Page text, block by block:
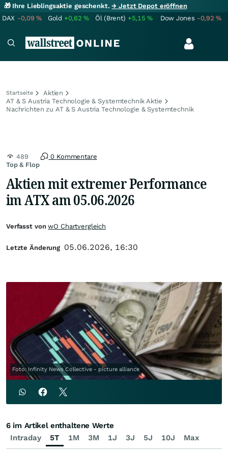
🎁 Ihre Lieblingsaktie geschenkt.→ Jetzt Depot eröffnen
DAX -0,09% Gold +0,62% Öl (Brent) +5,15% Dow Jones -0,92%
Startseite
Aktien
AT & S Austria Technologie & Systemtechnik Aktie
Nachrichten zu AT & S Austria Technologie & Systemtechnik
Top & Flop
489 0 Kommentare
Aktien mit extremer Performance
im ATX am 05.06.2026
Foto: Infinity News Collective - picture alliance
Verfasst vonwO Chartvergleich
Letzte Änderung 05.06.2026, 16:30
Intraday 5T 1M 3M 1J 3J 5J 10J Max
6 im Artikel enthaltene Werte